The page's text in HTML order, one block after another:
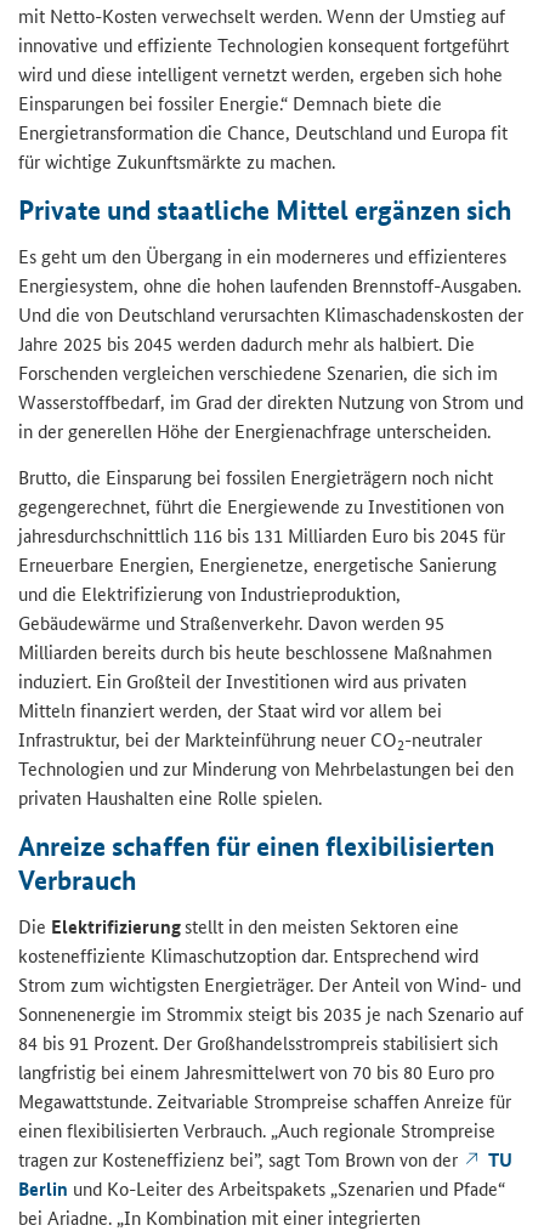
mit Netto-Kosten verwechselt werden. Wenn der Umstieg auf
innovative und effiziente Technologien konsequent fortgeführt
wird und diese intelligent vernetzt werden, ergeben sich hohe
Einsparungen bei fossiler Energie.“ Demnach biete die
Energietransformation die Chance, Deutschland und Europa fit
für wichtige Zukunftsmärkte zu machen.
Private und staatliche Mittel ergänzen sich
Es geht um den Übergang in ein moderneres und effizienteres
Energiesystem, ohne die hohen laufenden Brennstoff-Ausgaben.
Und die von Deutschland verursachten Klimaschadenskosten der
Jahre 2025 bis 2045 werden dadurch mehr als halbiert. Die
Forschenden vergleichen verschiedene Szenarien, die sich im
Wasserstoffbedarf, im Grad der direkten Nutzung von Strom und
in der generellen Höhe der Energienachfrage unterscheiden.
Brutto, die Einsparung bei fossilen Energieträgern noch nicht
gegengerechnet, führt die Energiewende zu Investitionen von
jahresdurchschnittlich 116 bis 131 Milliarden Euro bis 2045 für
Erneuerbare Energien, Energienetze, energetische Sanierung
und die Elektrifizierung von Industrieproduktion,
Gebäudewärme und Straßenverkehr. Davon werden 95
Milliarden bereits durch bis heute beschlossene Maßnahmen
induziert. Ein Großteil der Investitionen wird aus privaten
Mitteln finanziert werden, der Staat wird vor allem bei
Infrastruktur, bei der Markteinführung neuer CO2-neutraler
Technologien und zur Minderung von Mehrbelastungen bei den
privaten Haushalten eine Rolle spielen.
Anreize schaffen für einen flexibilisierten
Verbrauch
Die Elektrifizierungstellt in den meisten Sektoren eine
kosteneffiziente Klimaschutzoption dar. Entsprechend wird
Strom zum wichtigsten Energieträger. Der Anteil von Wind- und
Sonnenenergie im Strommix steigt bis 2035 je nach Szenario auf
84 bis 91 Prozent. Der Großhandelsstrompreis stabilisiert sich
langfristig bei einem Jahresmittelwert von 70 bis 80 Euro pro
Megawattstunde. Zeitvariable Strompreise schaffen Anreize für
einen flexibilisierten Verbrauch. „Auch regionale Strompreise
tragen zur Kosteneffizienz bei”, sagt Tom Brown von der
TU
Berlin und Ko-Leiter des Arbeitspakets „Szenarien und Pfade“
bei Ariadne. „In Kombination mit einer integrierten